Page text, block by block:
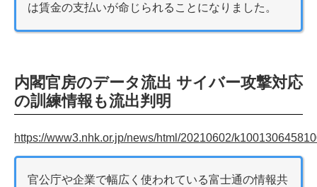
は賃金の支払いが命じられることになりました。
内閣官房のデータ流出 サイバー攻撃対応
の訓練情報も流出判明
https://www3.nhk.or.jp/news/html/20210602/
官公庁や企業で幅広く使われている富士通の情報共